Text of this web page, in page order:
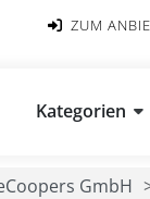
ZUM
Kategorien
GmbH